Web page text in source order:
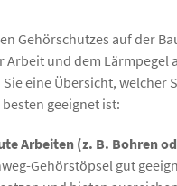
Gehörschutzes auf der
Arbeit und dem Lärmpegel
eine Übersicht, welcher
geeignet ist:
Arbeiten (z. B. Bohren
Gehörstöpsel gut